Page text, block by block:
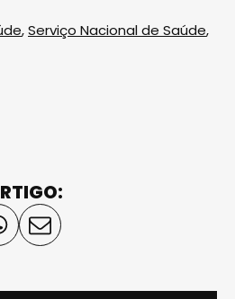
,Serviço Nacional de Saúde,